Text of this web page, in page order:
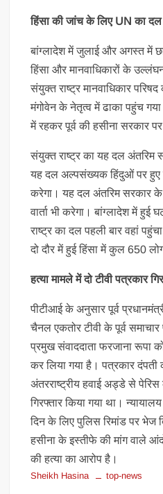
हिंसा की जांच के लिए UN का दल
बांग्लादेश में जुलाई और अगस्त में
हिंसा और मानवाधिकारों के
संयुक्त राष्ट्र मानवाधिकार
मंगोवेन के नेतृत्व में ढाका पहुंच
में रहकर पूर्व की हसीना सरकार
संयुक्त राष्ट्र का यह दल अंतरिम
यह दल अल्पसंख्यक हिंदुओं पर हुए
करेगा। यह दल अंतरिम सरकार
वार्ता भी करेगा। बांग्लादेश में
राष्ट्र का दल पहली बार वहां
दो दौर में हुई हिंसा में कुल 650
हत्या मामले में दो टीवी पत्रकार
पीटीआई के अनुसार पूर्व
चैनल एकतोर टीवी के पूर्व
प्रमुख संवाददाता फरजाना रूपा
कर लिया गया है। पत्रकार दंपती
अंतरराष्ट्रीय हवाई अड्डे से
गिरफ्तार किया गया था।
दिन के लिए पुलिस रिमांड पर भेज
हसीना के इस्तीफे की मांग वाले
की हत्या का आरोप है।
Sheikh Hasina top-news